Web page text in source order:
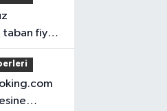
taban fiyat